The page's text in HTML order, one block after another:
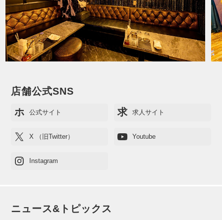
店舗公式SNS
ホ
公式サイト 求 求人サイト
X （旧Twitter） Youtube
Instagram
ニュース&トピックス